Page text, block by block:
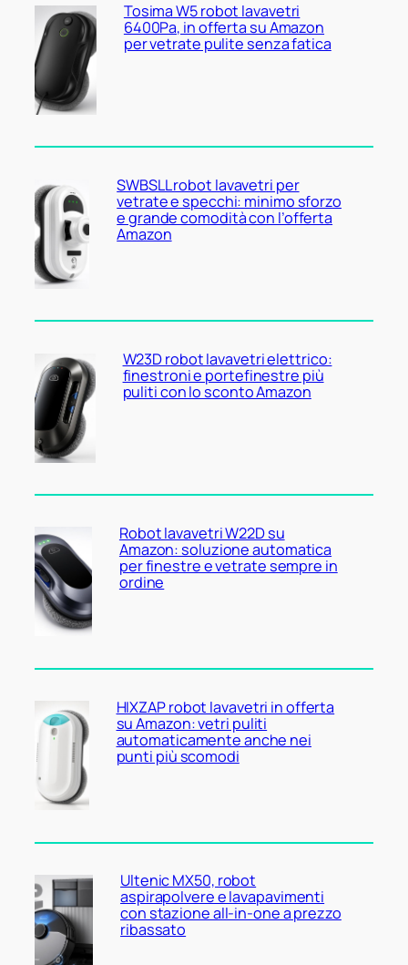
Tosima W5 robot lavavetri
6400Pa, in offerta su Amazon
per vetrate pulite senza fatica
SWBSLL robot lavavetri per
vetrate e specchi: minimo sforzo
e grande comodità con l’offerta
Amazon
W23D robot lavavetri elettrico:
finestroni e portefinestre più
puliti con lo sconto Amazon
Robot lavavetri W22D su
Amazon: soluzione automatica
per finestre e vetrate sempre in
ordine
HIXZAP robot lavavetri in offerta
su Amazon: vetri puliti
automaticamente anche nei
punti più scomodi
Ultenic MX50, robot
aspirapolvere e lavapavimenti
con stazione all-in-one a prezzo
ribassato